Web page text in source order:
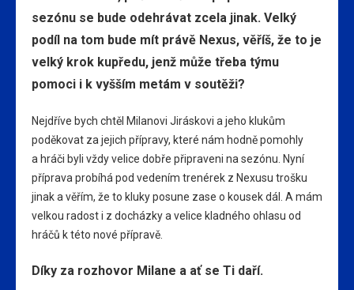
sezónu se bude odehrávat zcela jinak. Velký
podíl na tom bude mít právě Nexus, věříš, že to je
velký krok kupředu, jenž může třeba týmu
pomoci i k vyšším metám v soutěži?
Nejdříve bych chtěl Milanovi Jiráskovi a jeho klukům
poděkovat za jejich přípravy, které nám hodně pomohly
a hráči byli vždy velice dobře připraveni na sezónu. Nyní
příprava probíhá pod vedením trenérek z Nexusu trošku
jinak a věřím, že to kluky posune zase o kousek dál. A mám
velkou radost i z docházky a velice kladného ohlasu od
hráčů k této nové přípravě.
Díky za rozhovor Milane a ať se Ti daří.